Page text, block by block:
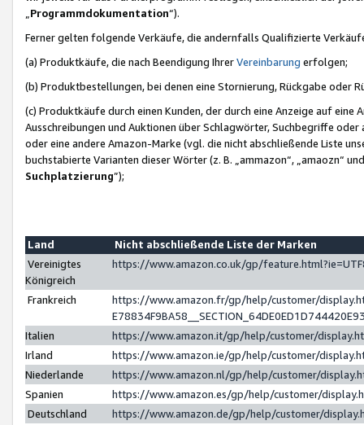
Programmdokumentation“).
Ferner gelten folgende Verkäufe, die andernfalls Qualifizierte
(a) Produktkäufe, die nach Beendigung IhrerVereinbarung erfolgen;
(b) Produktbestellungen, bei denen eine Stornierung, Rückgabe oder
(c) Produktkäufe durch einen Kunden, der durch eine Anzeige auf
Ausschreibungen und Auktionen über Schlagwörter, Suchbegriffe
oder eine andere Amazon-Marke (vgl. die nicht abschließende Liste
buchstabierte Varianten dieser Wörter (z. B. „ammazon“, „amaozn“
Suchplatzierung”);
Land
Nicht abschließende Liste der Marken
Vereinigtes
Königreich
https://www.amazon.co.uk/gp/
Frankreich
https://www.amazon.fr/gp/help/customer/
Italien
https://www.amazon.it/gp/help/customer/
Irland
https://www.amazon.ie/gp/help/customer/
Niederlande
https://www.amazon.nl/gp/help/customer/
Spanien
https://www.amazon.es/gp/help/customer/
Deutschland
https://www.amazon.de/gp/help/customer/